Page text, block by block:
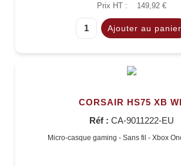
Prix HT : 149,92 €
CORSAIR HS75 XB
Réf : CA-9011222-EU
Micro-casque gaming - Sans fil - Xbox